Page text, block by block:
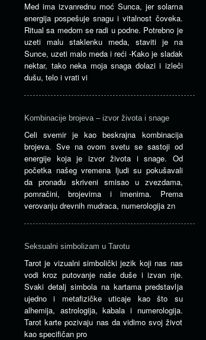
Med ima izvanrednu moć Sunca, jer solarna
energija pospešuje snagu i vitalnost čoveka.
Ritual sa medom se radi u podne. Potrebno je
uzeti malu staklenku meda, staviti je na
Sunce, uzeti malo meda i reći -Kako je sladak
nektar, tako neka moja snaga dolazi i izleči
dušu, telo i vrati vi
Kombinacije brojeva – izvor života i snage
Celi svemir je kao beskrajna kombinacija
brojeva. Sve na ovom svetu se sastoji od
energije koja je izvor života i snage. Od
početka našeg vremena ljudi su pokušavali
da pronađu skriveni smisao u zvezdama,
pomračini, brojevima i imenima. Prema
verovanju drevnih mudraca, numerologija zn
Seksualni simbolizam u Tarotu
Tarot je vizualni simbolički jezik koji nas nas
vodi kroz putovanje naše duše i izvan nje.
Svaki detalj simbola na kartama predstavlja
ujedno i metafizičke uticaje kao što su
alhemija, astrologija, kabala i numerologija.
Tarot karte pozivaju nas da vidimo svoj život
kao specifičan pro